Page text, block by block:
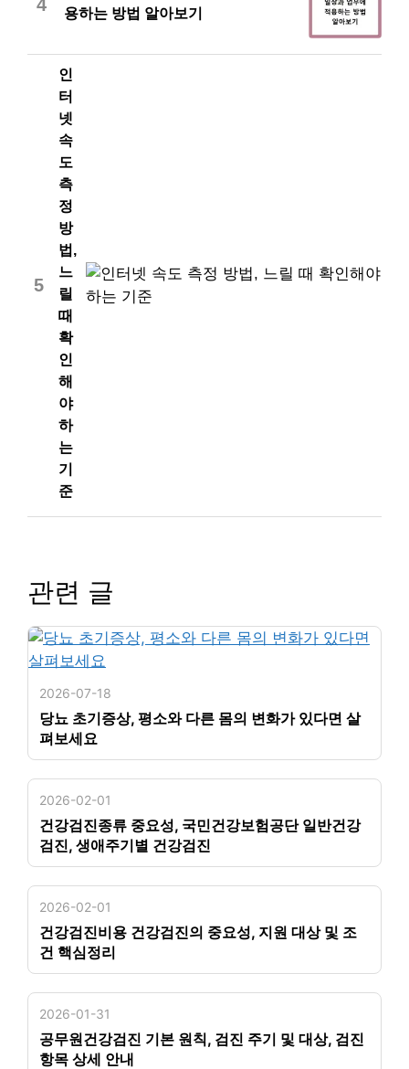
4
용하는 방법 알아보기
5
인
터
넷
속
도
측
정
방
법,
느
릴
때
확
인
해
야
하
는
기
준
관련 글
2026-07-18
당뇨 초기증상, 평소와 다른 몸의 변화가 있다면 살
펴보세요
2026-02-01
건강검진종류 중요성, 국민건강보험공단 일반건강
검진, 생애주기별 건강검진
2026-02-01
건강검진비용 건강검진의 중요성, 지원 대상 및 조
건 핵심정리
2026-01-31
공무원건강검진 기본 원칙, 검진 주기 및 대상, 검진
항목 상세 안내